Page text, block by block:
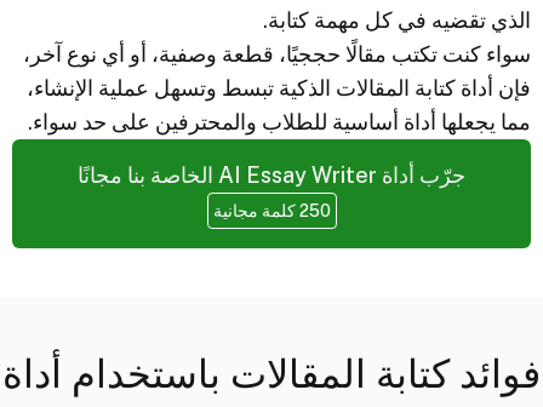
الذي تقضيه في كل مهمة كتابة.
سواء كنت تكتب مقالًا حججيًا، قطعة وصفية، أو أي نوع آخر،
فإن أداة كتابة المقالات الذكية تبسط وتسهل عملية الإنشاء،
مما يجعلها أداة أساسية للطلاب والمحترفين على حد سواء.
جرّب أداة AI Essay Writer الخاصة بنا مجانًا
250 كلمة مجانية
فوائد كتابة المقالات باستخدام أداة